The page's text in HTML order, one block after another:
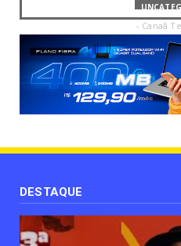
Com mais da
liderança
June
Paisagismo valoriza
June
- Canaã
DESTAQUE